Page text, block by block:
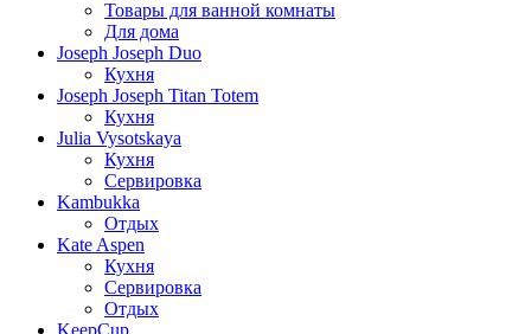
Товары для ванной комнаты
Для дома
Joseph Joseph Duo
Кухня
Joseph Joseph Titan Totem
Кухня
Julia Vysotskaya
Кухня
Сервировка
Kambukka
Отдых
Kate Aspen
Кухня
Сервировка
Отдых